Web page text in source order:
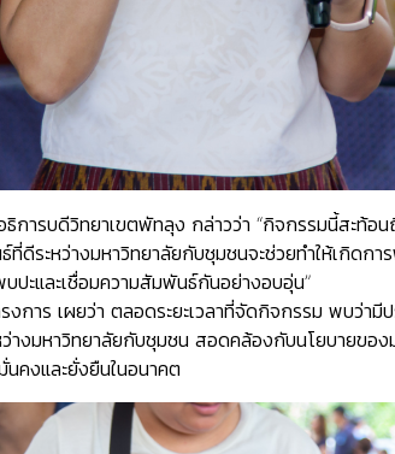
รบดีวิทยาเขตพัทลุง กล่าวว่า “กิจกรรมนี้สะท้อ
ที่ดีระหว่างมหาวิทยาลัยกับชุมชนจะช่วยทำให้เกิด
ปะและเชื่อมความสัมพันธ์กันอย่างอบอุ่น”
าร เผยว่า ตลอดระยะเวลาที่จัดกิจกรรม พบว่ามี
างมหาวิทยาลัยกับชุมชน สอดคล้องกับนโยบายข
คงและยั่งยืนในอนาคต